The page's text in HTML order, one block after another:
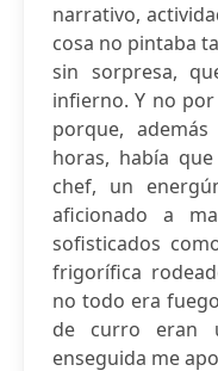
narrativo,
cosa no pintaba
sin sorpresa,
infierno. Y no
porque,
horas, había
chef, un
aficionado a
sofisticados
frigorífica
no todo era
de curro eran
enseguida me